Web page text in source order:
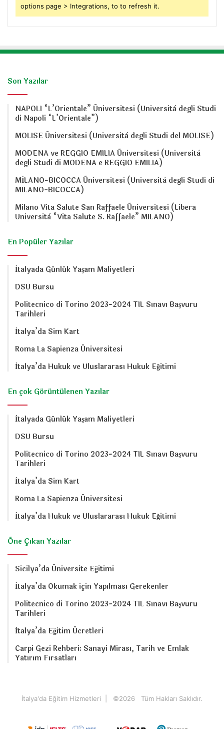
options page > Integrations, to to refresh it.
Son Yazılar
NAPOLI “L’Orientale” Üniversitesi (Università degli Studi
di Napoli “L’Orientale”)
MOLISE Üniversitesi (Università degli Studi del MOLISE)
MODENA ve REGGIO EMILIA Üniversitesi (Università
degli Studi di MODENA e REGGIO EMILIA)
MİLANO-BICOCCA Üniversitesi (Università degli Studi di
MILANO-BICOCCA)
Milano Vita Salute San Raffaele Üniversitesi (Libera
Università “Vita Salute S. Raffaele” MILANO)
En Popüler Yazılar
İtalyada Günlük Yaşam Maliyetleri
DSU Bursu
Politecnico di Torino 2023-2024 TIL Sınavı Başvuru
Tarihleri
İtalya’da Sim Kart
Roma La Sapienza Üniversitesi
İtalya’da Hukuk ve Uluslararası Hukuk Eğitimi
En çok Görüntülenen Yazılar
İtalyada Günlük Yaşam Maliyetleri
DSU Bursu
Politecnico di Torino 2023-2024 TIL Sınavı Başvuru
Tarihleri
İtalya’da Sim Kart
Roma La Sapienza Üniversitesi
İtalya’da Hukuk ve Uluslararası Hukuk Eğitimi
Öne Çıkan Yazılar
Sicilya’da Üniversite Eğitimi
İtalya’da Okumak için Yapılması Gerekenler
Politecnico di Torino 2023-2024 TIL Sınavı Başvuru
Tarihleri
İtalya’da Eğitim Ücretleri
Carpi Gezi Rehberi: Sanayi Mirası, Tarih ve Emlak
Yatırım Fırsatları
İtalya'da Eğitim Hizmetleri | ©2026 Tüm Hakları Saklıdır.